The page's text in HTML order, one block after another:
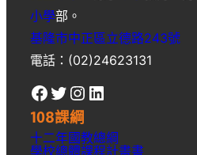
小學部。
基隆市中正區立德路243號
電話：(02)24623131
Facebook Twitter Instagram LinkedIn
108課綱
十二年國教總綱
學校總體課程計畫書